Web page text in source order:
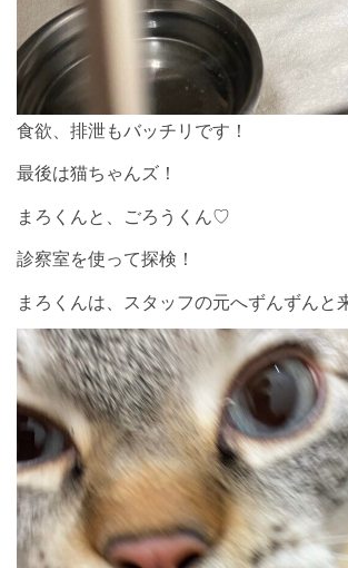
食欲、排泄もバッチリです！
最後は猫ちゃんズ！
まろくんと、ごろうくん♡
診察室を使って探検！
まろくんは、スタッフの元へずんずんと